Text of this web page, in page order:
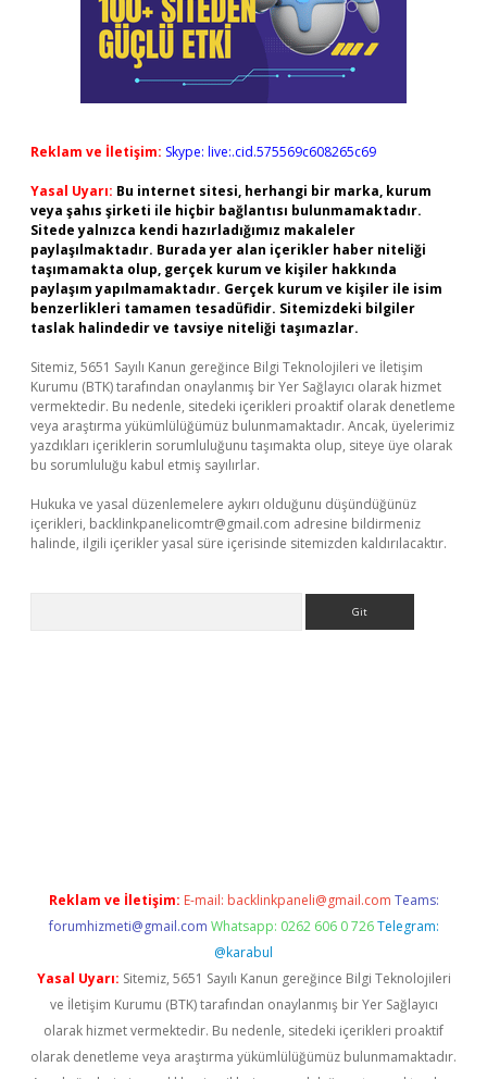
Reklam ve İletişim: Skype: live:.cid.575569c608265c69
Yasal Uyarı: Bu internet sitesi, herhangi bir marka, kurum
veya şahıs şirketi ile hiçbir bağlantısı bulunmamaktadır.
Sitede yalnızca kendi hazırladığımız makaleler
paylaşılmaktadır. Burada yer alan içerikler haber niteliği
taşımamakta olup, gerçek kurum ve kişiler hakkında
paylaşım yapılmamaktadır. Gerçek kurum ve kişiler ile isim
benzerlikleri tamamen tesadüfidir. Sitemizdeki bilgiler
taslak halindedir ve tavsiye niteliği taşımazlar.
Sitemiz, 5651 Sayılı Kanun gereğince Bilgi Teknolojileri ve İletişim
Kurumu (BTK) tarafından onaylanmış bir Yer Sağlayıcı olarak hizmet
vermektedir. Bu nedenle, sitedeki içerikleri proaktif olarak denetleme
veya araştırma yükümlülüğümüz bulunmamaktadır. Ancak, üyelerimiz
yazdıkları içeriklerin sorumluluğunu taşımakta olup, siteye üye olarak
bu sorumluluğu kabul etmiş sayılırlar.
Hukuka ve yasal düzenlemelere aykırı olduğunu düşündüğünüz
içerikleri, backlinkpanelicomtr@gmail.com adresine bildirmeniz
halinde, ilgili içerikler yasal süre içerisinde sitemizden kaldırılacaktır.
Reklam ve İletişim: E-mail: backlinkpaneli@gmail.com Teams:
forumhizmeti@gmail.com Whatsapp: 0262 606 0 726 Telegram:
@karabul
Yasal Uyarı: Sitemiz, 5651 Sayılı Kanun gereğince Bilgi Teknolojileri
ve İletişim Kurumu (BTK) tarafından onaylanmış bir Yer Sağlayıcı
olarak hizmet vermektedir. Bu nedenle, sitedeki içerikleri proaktif
olarak denetleme veya araştırma yükümlülüğümüz bulunmamaktadır.